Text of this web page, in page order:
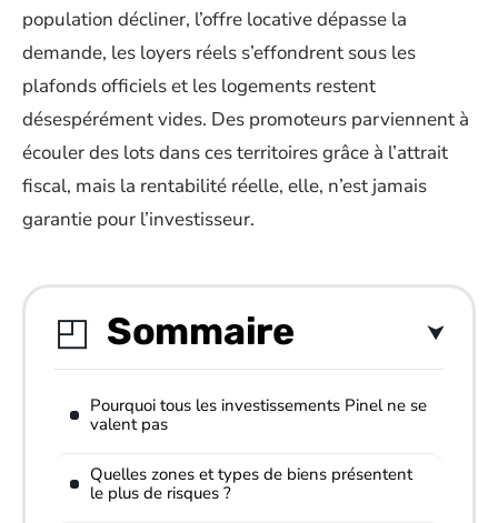
population décliner, l’offre locative dépasse la
demande, les loyers réels s’effondrent sous les
plafonds officiels et les logements restent
désespérément vides. Des promoteurs parviennent à
écouler des lots dans ces territoires grâce à l’attrait
fiscal, mais la rentabilité réelle, elle, n’est jamais
garantie pour l’investisseur.
Sommaire
Pourquoi tous les investissements Pinel ne se
valent pas
Quelles zones et types de biens présentent
le plus de risques ?